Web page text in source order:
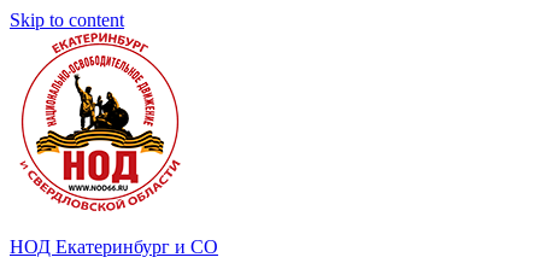
Skip to content
НОД Екатеринбург и СО